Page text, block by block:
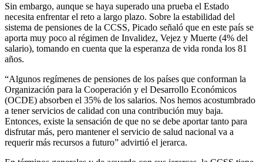
Sin embargo, aunque se haya superado una prueba el Estado
necesita enfrentar el reto a largo plazo. Sobre la estabilidad del
sistema de pensiones de la CCSS, Picado señaló que en este país se
aporta muy poco al régimen de Invalidez, Vejez y Muerte (4% del
salario), tomando en cuenta que la esperanza de vida ronda los 81
años.
“Algunos regímenes de pensiones de los países que conforman la
Organización para la Cooperación y el Desarrollo Económicos
(OCDE) absorben el 35% de los salarios. Nos hemos acostumbrado
a tener servicios de calidad con una contribución muy baja.
Entonces, existe la sensación de que no se debe aportar tanto para
disfrutar más, pero mantener el servicio de salud nacional va a
requerir más recursos a futuro” advirtió el jerarca.